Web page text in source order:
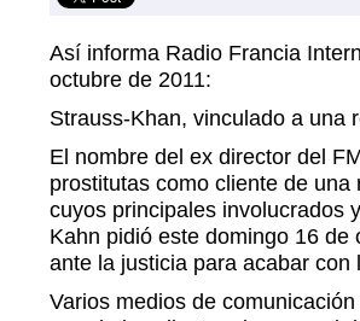
Así informa Radio Francia
octubre de 2011:
Strauss-Khan, vinculado a una
El nombre del ex director del
prostitutas como cliente de
cuyos principales involucrados
Kahn pidió este domingo 16 de
ante la justicia para acabar con
Varios medios de